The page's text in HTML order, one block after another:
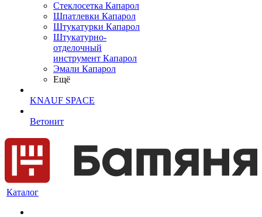
Cтеклосетка Капарол
Шпатлевки Капарол
Штукатурки Капарол
Штукатурно-
отделочный
инструмент Капарол
Эмали Капарол
Ещё
KNAUF SPACE
Ветонит
Каталог